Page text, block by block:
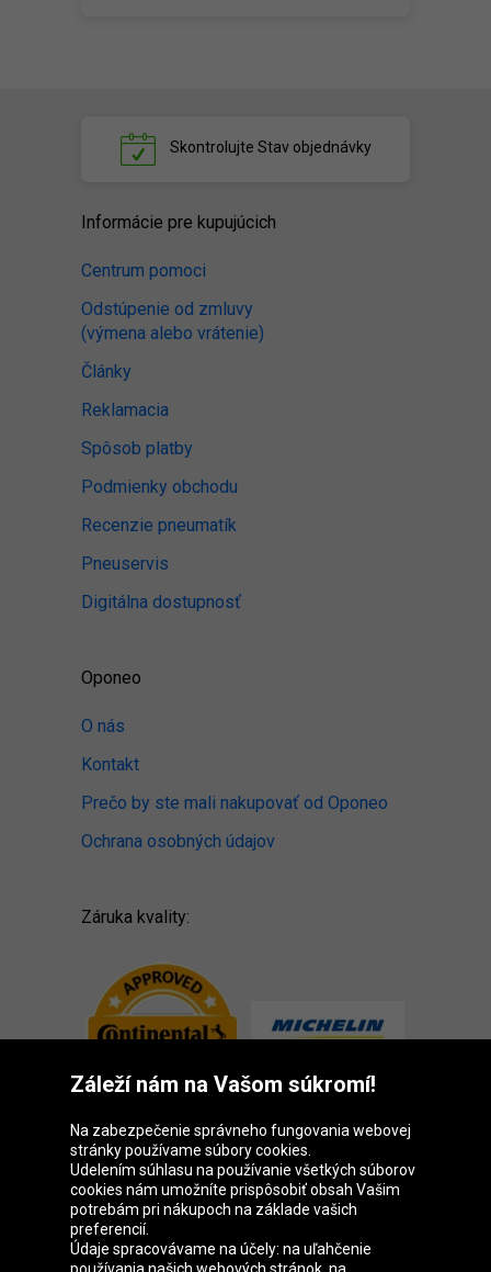
Skontrolujte Stav objednávky
Informácie pre kupujúcich
Centrum pomoci
Odstúpenie od zmluvy
(výmena alebo vrátenie)
Články
Reklamacia
Spôsob platby
Podmienky obchodu
Recenzie pneumatík
Pneuservis
Digitálna dostupnosť
Oponeo
O nás
Kontakt
Prečo by ste mali nakupovať od Oponeo
Ochrana osobných údajov
Záruka kvality:
Skupina Oponeo
Záleží nám na Vašom súkromí!
Na zabezpečenie správneho fungovania webovej
stránky používame súbory cookies.
Udelením súhlasu na používanie všetkých súborov
cookies nám umožníte prispôsobiť obsah Vašim
potrebám pri nákupoch na základe vašich
preferencií.
Údaje spracovávame na účely: na uľahčenie